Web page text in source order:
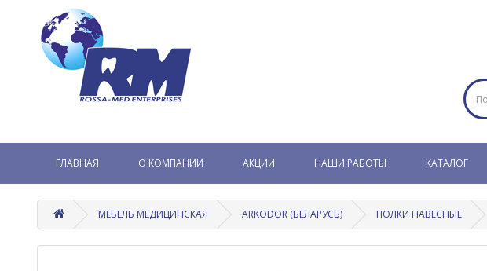
ГЛАВНАЯ О КОМПАНИИ АКЦИИ НАШИ РАБОТЫ КАТАЛОГ
МЕБЕЛЬ МЕДИЦИНСКАЯ ARKODOR (БЕЛАРУСЬ) ПОЛКИ НАВЕСНЫЕ